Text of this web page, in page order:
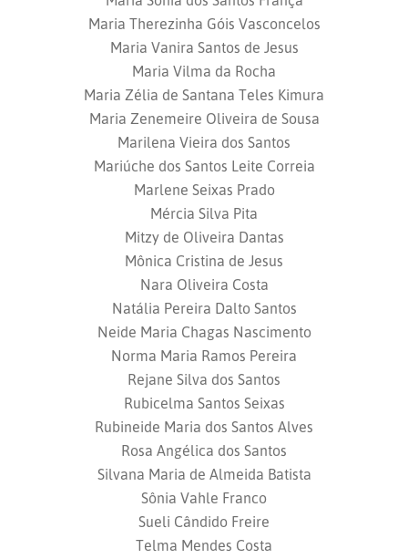
Maria Therezinha Góis Vasconcelos
Maria Vanira Santos de Jesus
Maria Vilma da Rocha
Maria Zélia de Santana Teles Kimura
Maria Zenemeire Oliveira de Sousa
Marilena Vieira dos Santos
Mariúche dos Santos Leite Correia
Marlene Seixas Prado
Mércia Silva Pita
Mitzy de Oliveira Dantas
Mônica Cristina de Jesus
Nara Oliveira Costa
Natália Pereira Dalto Santos
Neide Maria Chagas Nascimento
Norma Maria Ramos Pereira
Rejane Silva dos Santos
Rubicelma Santos Seixas
Rubineide Maria dos Santos Alves
Rosa Angélica dos Santos
Silvana Maria de Almeida Batista
Sônia Vahle Franco
Sueli Cândido Freire
Telma Mendes Costa